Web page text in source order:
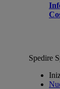
Spedire